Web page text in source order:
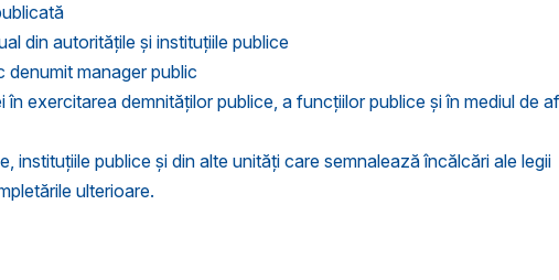
din autoritățile și instituțiile publice
manager public
exercitarea demnităţilor publice, a funcţiilor publice şi în mediul de
publice şi din alte unităţi care semnalează încălcări ale legii
ulterioare.